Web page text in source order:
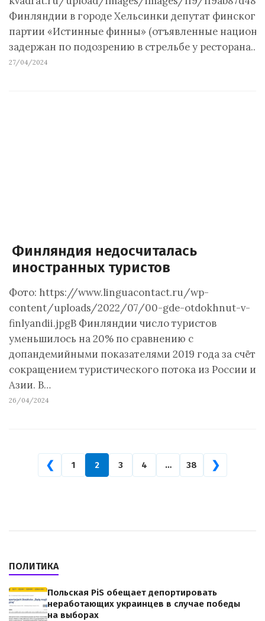
Финляндии в городе Хельсинки депутат финского
партии «Истинные финны» (отъявленные
задержан по подозрению в стрельбе у ресторана.…
27/04/2024
Финляндия недосчиталась
иностранных туристов
Фото: https://www.linguacontact.ru/wp-
content/uploads/2022/07/00-gde-otdokhnut-v-
finlyandii.jpgВ Финляндии число туристов
уменьшилось на 20% по сравнению с
допандемийными показателями 2019 года за счёт
сокращением туристического потока из России и
Азии. В…
26/04/2024
❮ 1 2 3 4 … 38 ❯
ПОЛИТИКА
Польская PiS обещает депортировать
неработающих украинцев в случае победы
на выборах